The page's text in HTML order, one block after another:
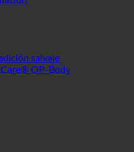
salvaje
OP-Body